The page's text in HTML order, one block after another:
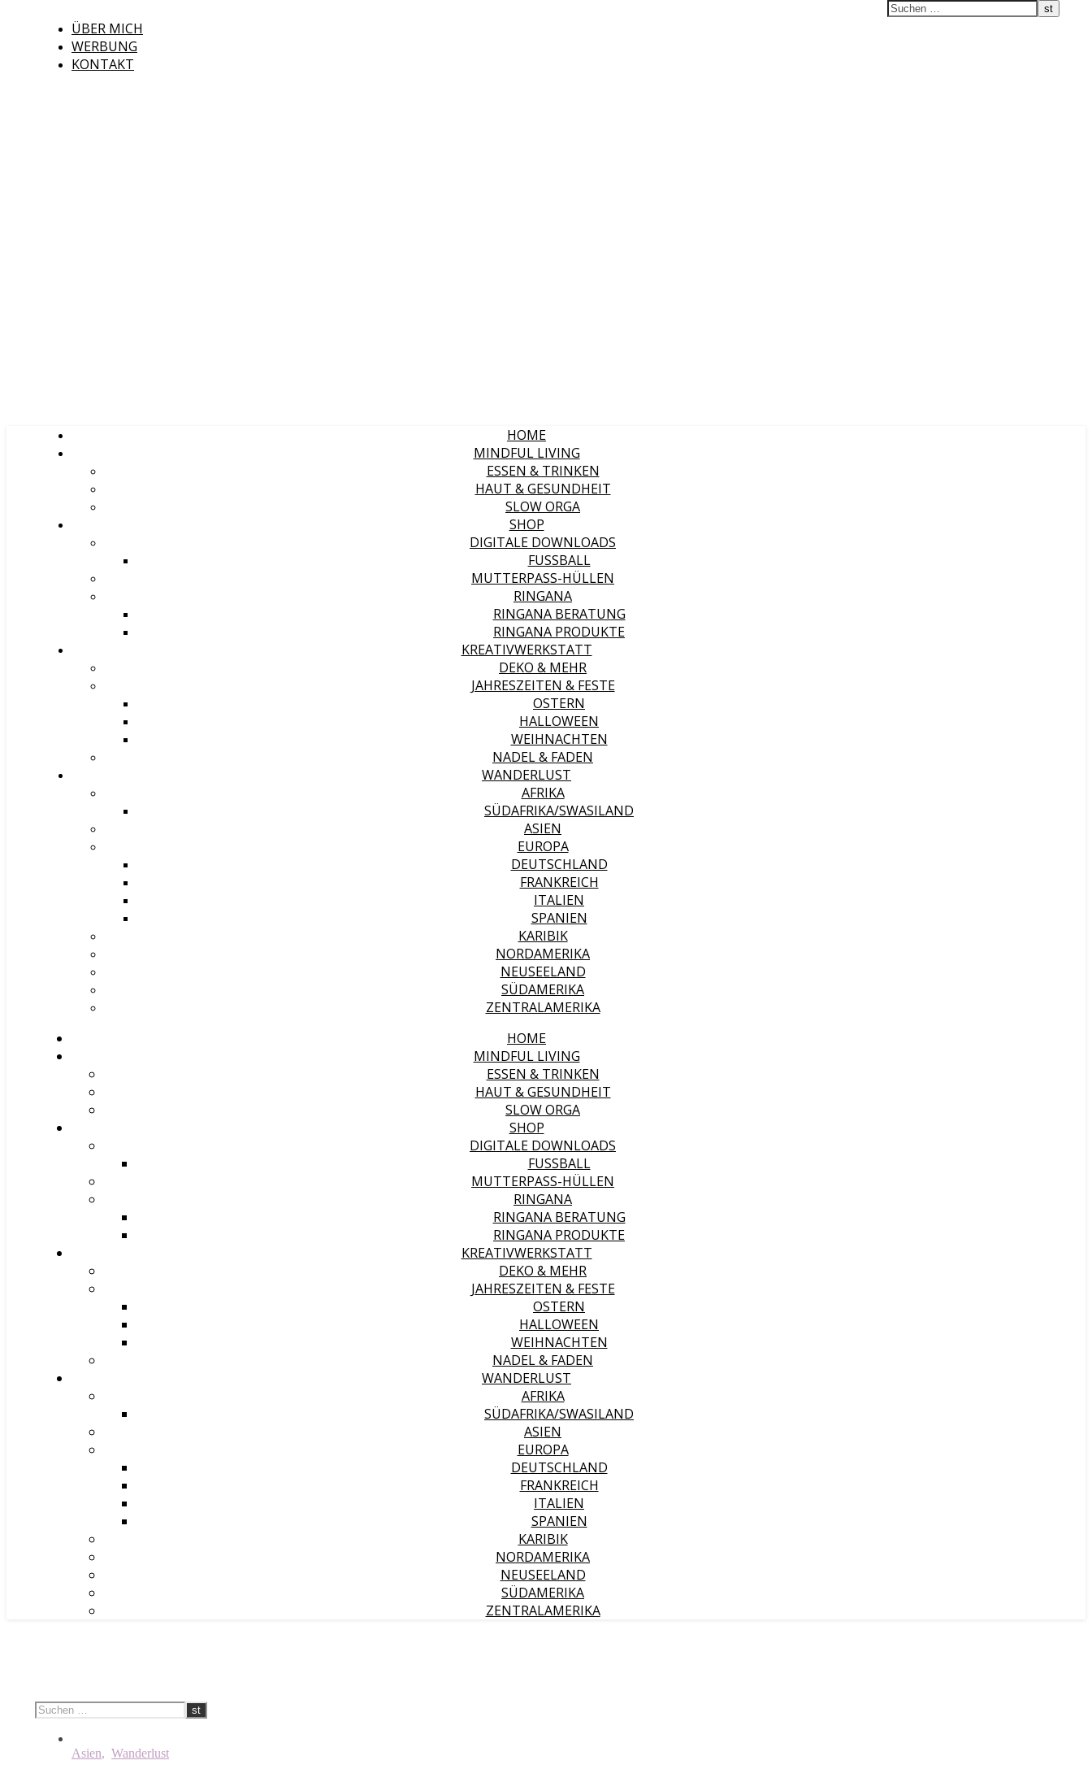
ÜBER MICH
WERBUNG
KONTAKT
HOME
MINDFUL LIVING
ESSEN & TRINKEN
HAUT & GESUNDHEIT
SLOW ORGA
SHOP
DIGITALE DOWNLOADS
FUSSBALL
MUTTERPASS-HÜLLEN
RINGANA
RINGANA BERATUNG
RINGANA PRODUKTE
KREATIVWERKSTATT
DEKO & MEHR
JAHRESZEITEN & FESTE
OSTERN
HALLOWEEN
WEIHNACHTEN
NADEL & FADEN
WANDERLUST
AFRIKA
SÜDAFRIKA/SWASILAND
ASIEN
EUROPA
DEUTSCHLAND
FRANKREICH
ITALIEN
SPANIEN
KARIBIK
NORDAMERIKA
NEUSEELAND
SÜDAMERIKA
ZENTRALAMERIKA
HOME
MINDFUL LIVING
ESSEN & TRINKEN
HAUT & GESUNDHEIT
SLOW ORGA
SHOP
DIGITALE DOWNLOADS
FUSSBALL
MUTTERPASS-HÜLLEN
RINGANA
RINGANA BERATUNG
RINGANA PRODUKTE
KREATIVWERKSTATT
DEKO & MEHR
JAHRESZEITEN & FESTE
OSTERN
HALLOWEEN
WEIHNACHTEN
NADEL & FADEN
WANDERLUST
AFRIKA
SÜDAFRIKA/SWASILAND
ASIEN
EUROPA
DEUTSCHLAND
FRANKREICH
ITALIEN
SPANIEN
KARIBIK
NORDAMERIKA
NEUSEELAND
SÜDAMERIKA
ZENTRALAMERIKA
Asien, Wanderlust